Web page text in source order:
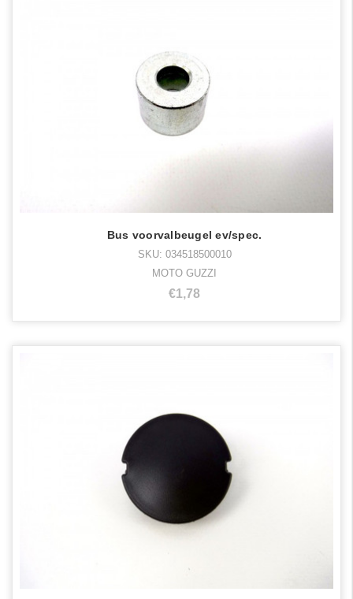
Bus voorvalbeugel ev/spec.
SKU: 034518500010
MOTO GUZZI
€1,78